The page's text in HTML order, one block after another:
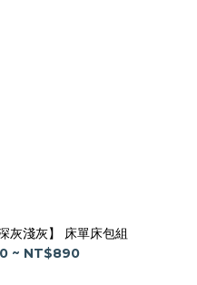
灰淺灰】 床單床包組
~ NT$890